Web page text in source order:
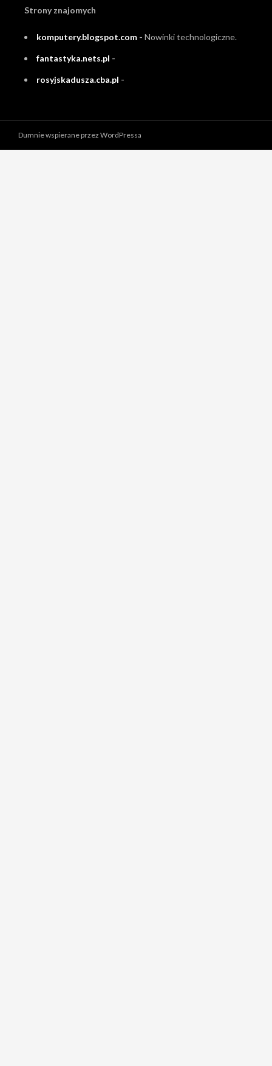
Strony znajomych
komputery.blogspot.com - Nowinki technologiczne.
fantastyka.nets.pl -
rosyjskadusza.cba.pl -
Dumnie wspierane przez WordPressa